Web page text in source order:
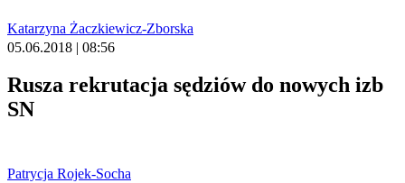
Katarzyna Żaczkiewicz-Zborska
05.06.2018 | 08:56
Rusza rekrutacja sędziów do nowych izb
SN
Patrycja Rojek-Socha